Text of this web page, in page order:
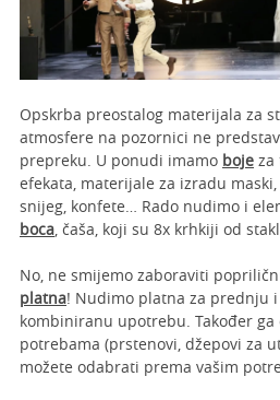
Opskrba preostalog materijala za
atmosfere na pozornici ne
prepreku. U ponudi imamo boje za
efekata, materijale za izradu
snijeg, konfete… Rado nudimo i
boca, čaša, koji su 8x krhkiji od
No, ne smijemo zaboraviti
platna! Nudimo platna za prednju
kombiniranu upotrebu. Također
potrebama (prstenovi, džepovi za
možete odabrati prema vašim